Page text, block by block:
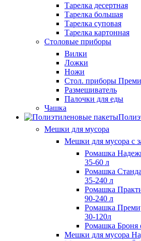
Тарелка десертная
Тарелка большая
Тарелка суповая
Тарелка картонная
Столовые приборы
Вилки
Ложки
Ножи
Стол. приборы
Размешиватель
Палочки для еды
Чашка
Мешки для мусора
Мешки для мусора с
Ромашка
35-60 л
Ромашка
35-240 л
Ромашка
90-240 л
Ромашка
30-120л
Ромашка Броня
Мешки для мусора